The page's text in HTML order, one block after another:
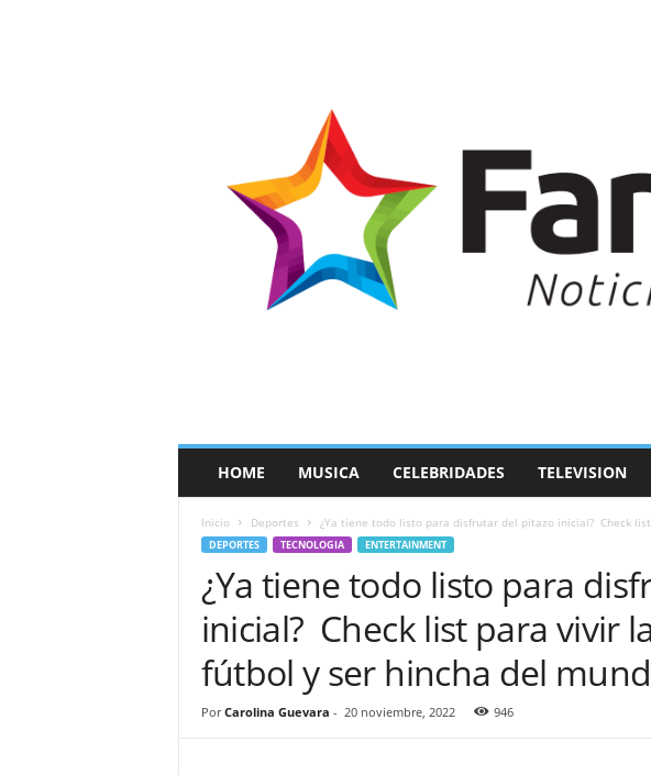
a
HOME MUSICA CELEBRIDADES TELEVISION
Inicio Deportes ¿Ya tiene todo listo para disfrutar del pitazo inicial? Check
DEPORTES TECNOLOGIA ENTERTAINMENT
¿Ya tiene todo listo para
inicial? Check list para vivir
fútbol y ser hincha del
Por Carolina Guevara - 20 noviembre, 2022 946